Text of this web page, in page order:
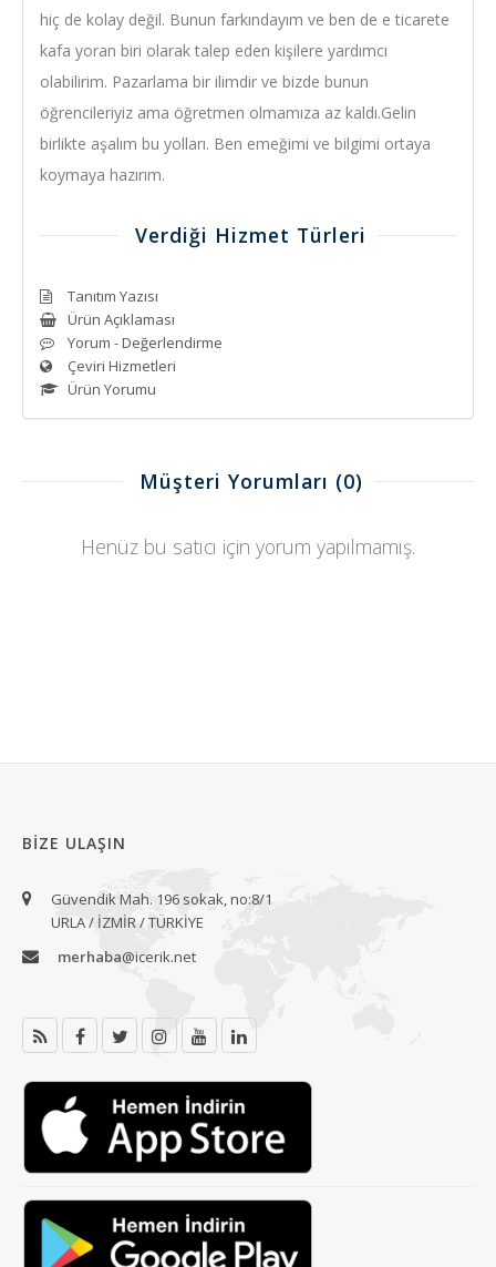
hiç de kolay değil. Bunun farkındayım ve ben de e ticarete
kafa yoran biri olarak talep eden kişilere yardımcı
olabilirim. Pazarlama bir ilimdir ve bizde bunun
öğrencileriyiz ama öğretmen olmamıza az kaldı.Gelin
birlikte aşalım bu yolları. Ben emeğimi ve bilgimi ortaya
koymaya hazırım.
Verdiği Hizmet Türleri
Tanıtım Yazısı
Ürün Açıklaması
Yorum - Değerlendirme
Çeviri Hizmetleri
Ürün Yorumu
Müşteri Yorumları (0)
Henüz bu satıcı için yorum yapılmamış.
BIZE ULAŞIN
Güvendik Mah. 196 sokak, no:8/1
URLA / İZMİR / TÜRKİYE
merhaba@icerik.net